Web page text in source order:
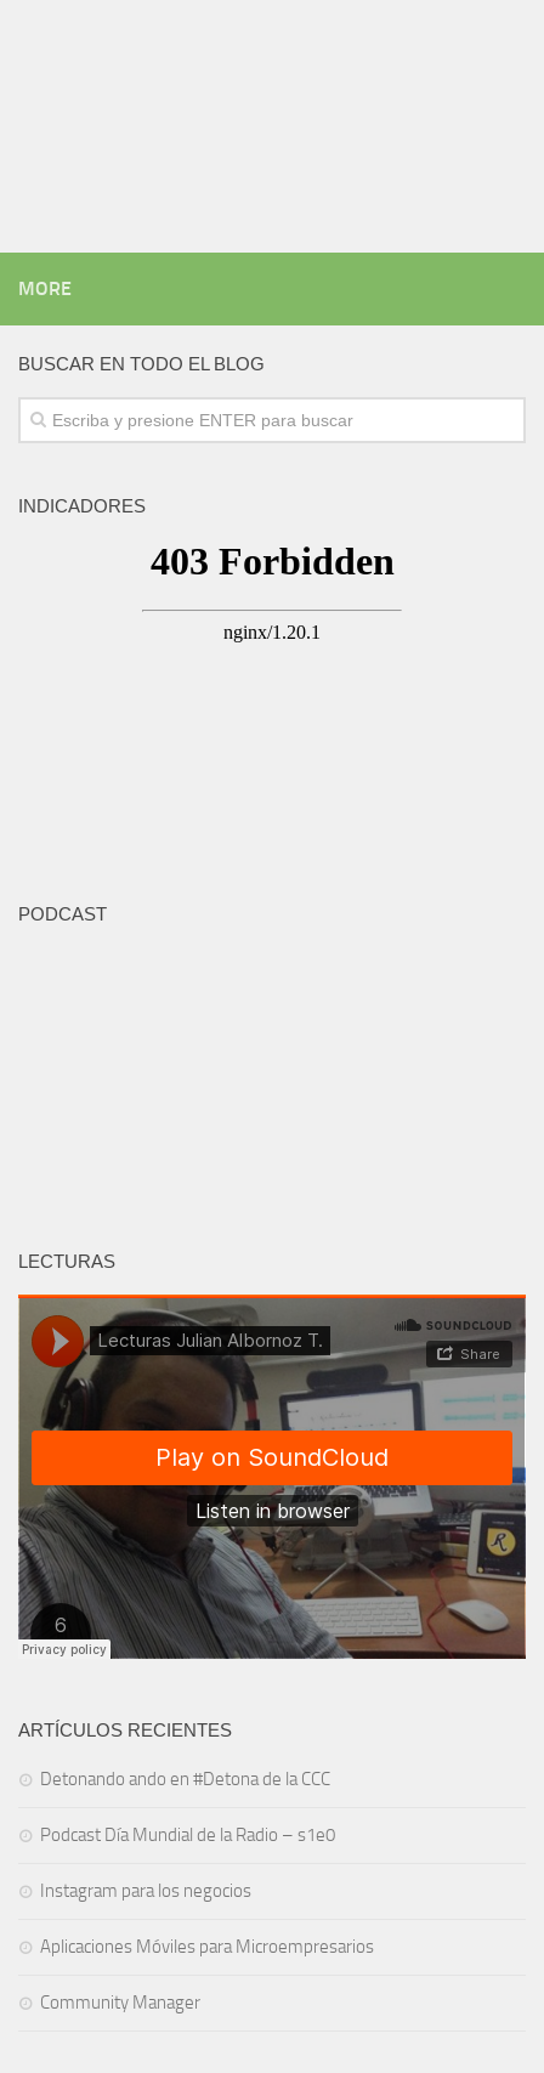
MORE
BUSCAR EN TODO EL BLOG
INDICADORES
PODCAST
LECTURAS
ARTÍCULOS RECIENTES
Detonando ando en #Detona de la CCC
Podcast Día Mundial de la Radio – s1e0
Instagram para los negocios
Aplicaciones Móviles para Microempresarios
Community Manager